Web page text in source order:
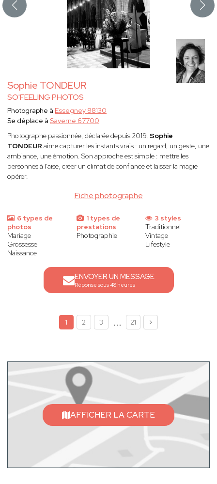
Sophie TONDEUR
SO'FEELING PHOTOS
Fiche photographe
Photographe à Essegney 88130
Se déplace à Saverne 67700
Photographe passionnée, déclarée depuis 2019, Sophie
TONDEUR aime capturer les instants vrais : un regard, un geste, une
ambiance, une émotion. Son approche est simple : mettre les
personnes à l’aise, créer un climat de confiance et laisser la magie
opérer.
6 types de
photos
Mariage
Grossesse
Naissance
1 types de
prestations
Photographie
3 styles
Traditionnel
Vintage
Lifestyle
ENVOYER UN MESSAGE
Réponse sous 48 heures
1 2 3 ... 21
AFFICHER LA CARTE